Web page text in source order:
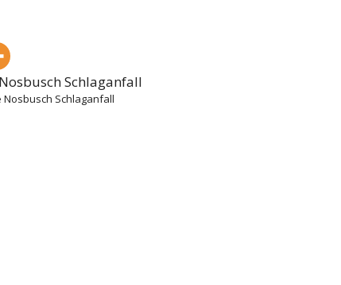
Nosbusch Schlaganfall